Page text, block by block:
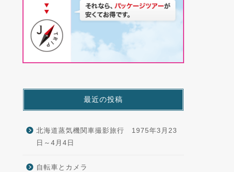
最近の投稿
北海道蒸気機関車撮影旅行 1975年3月23
日～4月4日
自転車とカメラ